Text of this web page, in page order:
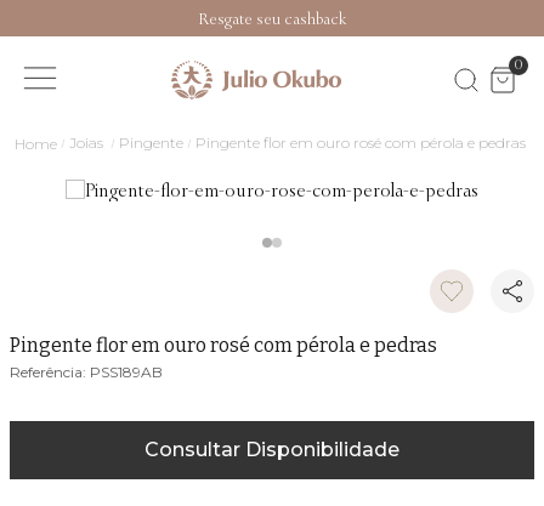
Resgate seu cashback
0
Joias Pingente Pingente flor em ouro rosé com pérola e pedras
Pingente flor em ouro rosé com pérola e pedras
PSS189AB
Consultar Disponibilidade